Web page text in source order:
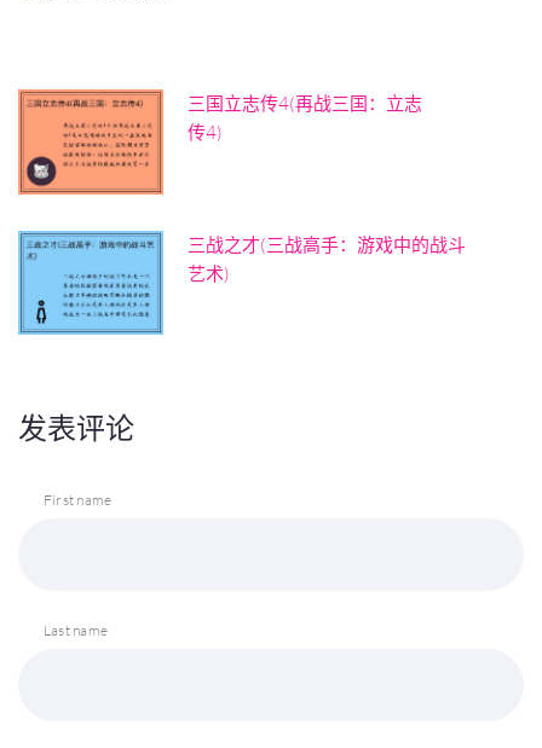
三国立志传4(再战三国：立志
传4)
三战之才(三战高手：游戏中的战斗
艺术)
发表评论
First name
Last name